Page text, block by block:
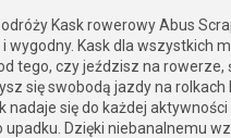
Kask rowerowy Abus
wygodny. Kask dla wszystkich
tego, czy jeździsz na rowerze,
się swobodą jazdy na rolkach
nadaje się do każdej
upadku. Dzięki niebanalnemu